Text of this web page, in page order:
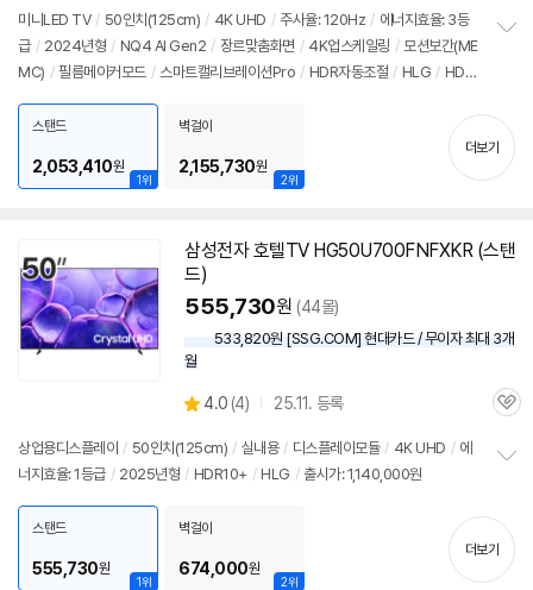
리
뷰
미니LED TV / 50인치 (125cm) / 4K UHD / 주사율: 120Hz / 에너지효율: 3등
급 / 2024년형 / NQ4 AI Gen2 / 장르맞춤화면 / 4K업스케일링 / 모션보간(ME
MC) / 필름메이커모드 / 스마트캘리브레이션Pro / HDR자동조절 / HLG / HDR
/ 타이젠 HDMI(전체): 4개 / 출시가: 1,140,000원
기
1위
스탠드
2,053,410원
2위
벽걸이
2,155,730원
더보기
삼성전자 호텔TV HG50U700FNFXKR (스탠
드)
555,730원 (44몰)
533,820원 [SSG.COM] 현대카드 / 무이자 최대 3개
월
별
점
4.0 (상
리
뷰
4) 25.11. 등록
관
상업용디스플레이 / 50인치 (125cm) / 실내용 / 디스플레이모듈 / 4K UHD / 에
너지효율: 1등급 / 2025년형 / HDR10+ / HLG / 출시가: 1,140,000원
치
기
1위
스탠드
555,730원
2위
벽걸이
674,000원
더보기